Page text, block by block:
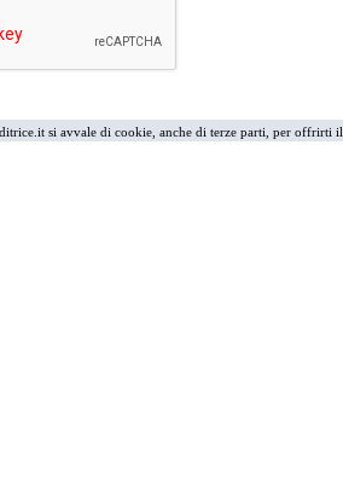
si avvale di cookie, anche di terze parti, per